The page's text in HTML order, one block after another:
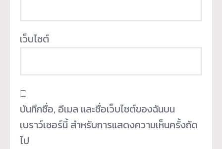
เว็บไซต์
บันทึกชื่อ, อีเมล และชื่อเว็บไซต์ของฉันบน
เบราว์เซอร์นี้ สำหรับการแสดงความเห็นครั้งถัด
ไป